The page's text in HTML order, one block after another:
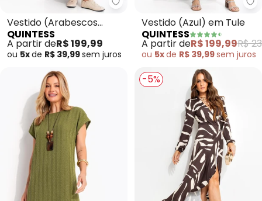
Quintess - Vestido (Arabescos
Vestido (Arabescos
Verde) em Malha Fria
QUINTESS
A partir deR$ 199,99
ou 5xde R$ 39,99sem juros
Vestido (Azul) em Tule
QUINTESS
A partir deR$ 199,99R$
ou 5xde R$ 39,99sem juros
-5%